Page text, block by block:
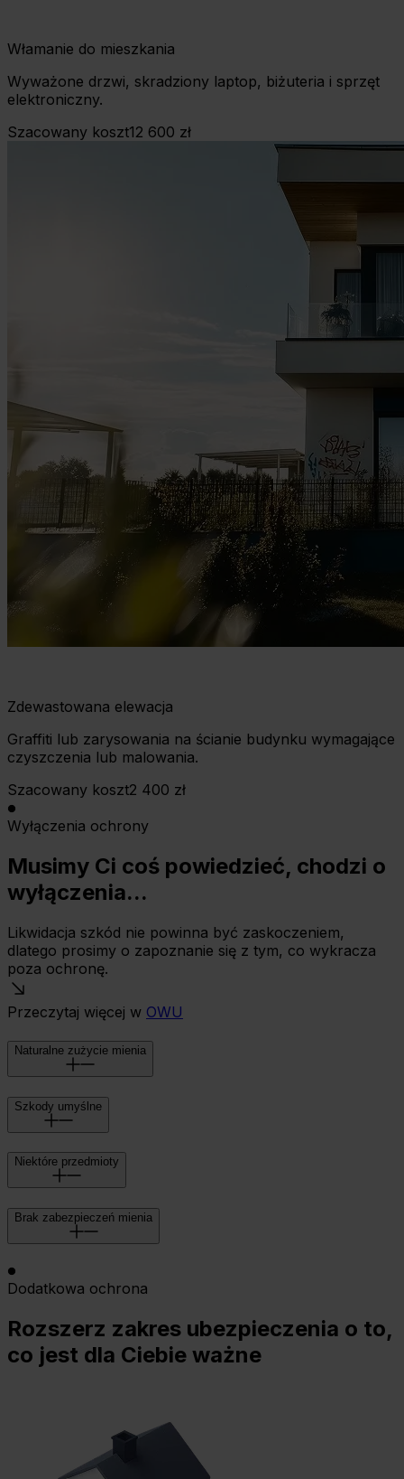
Włamanie do mieszkania
Wyważone drzwi, skradziony laptop, biżuteria i sprzęt
elektroniczny.
Szacowany koszt12 600 zł
Zdewastowana elewacja
Graffiti lub zarysowania na ścianie budynku wymagające
czyszczenia lub malowania.
Szacowany koszt2 400 zł
Wyłączenia ochrony
Musimy Ci coś powiedzieć, chodzi o
wyłączenia...
Likwidacja szkód nie powinna być zaskoczeniem,
dlatego prosimy o zapoznanie się z tym, co wykracza
poza ochronę.
Przeczytaj więcej w OWU
Naturalne zużycie mienia
Szkody umyślne
Niektóre przedmioty
Brak zabezpieczeń mienia
Dodatkowa ochrona
Rozszerz zakres ubezpieczenia o to,
co jest dla Ciebie ważne